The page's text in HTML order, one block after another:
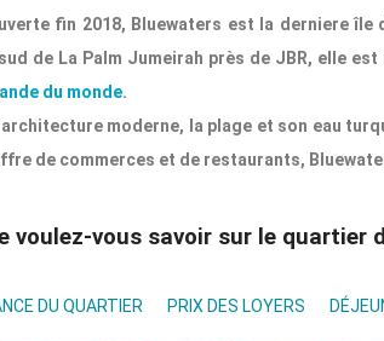
uverte fin 2018, Bluewaters est la derniere île
sud de La Palm Jumeirah près de JBR, elle
du monde.
moderne, la plage et son eau
de commerces et de restaurants,
voulez-vous savoir sur le quartier
DU QUARTIER PRIX DES LOYERS